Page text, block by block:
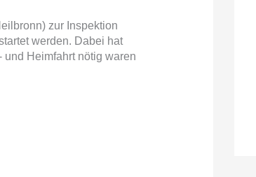
zur Inspektion
werden. Dabei hat
Heimfahrt nötig waren